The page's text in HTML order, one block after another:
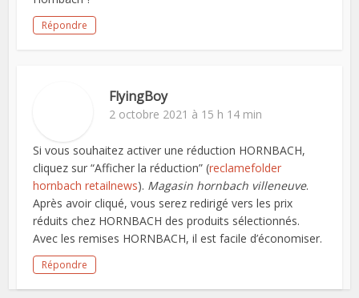
Répondre
FlyingBoy
2 octobre 2021 à 15 h 14 min
Si vous souhaitez activer une réduction HORNBACH,
cliquez sur “Afficher la réduction” (reclamefolder
hornbach retailnews). Magasin hornbach villeneuve.
Après avoir cliqué, vous serez redirigé vers les prix
réduits chez HORNBACH des produits sélectionnés.
Avec les remises HORNBACH, il est facile d’économiser.
Répondre